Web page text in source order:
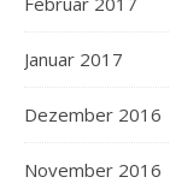
Januar 2017
Dezember 2016
November 2016